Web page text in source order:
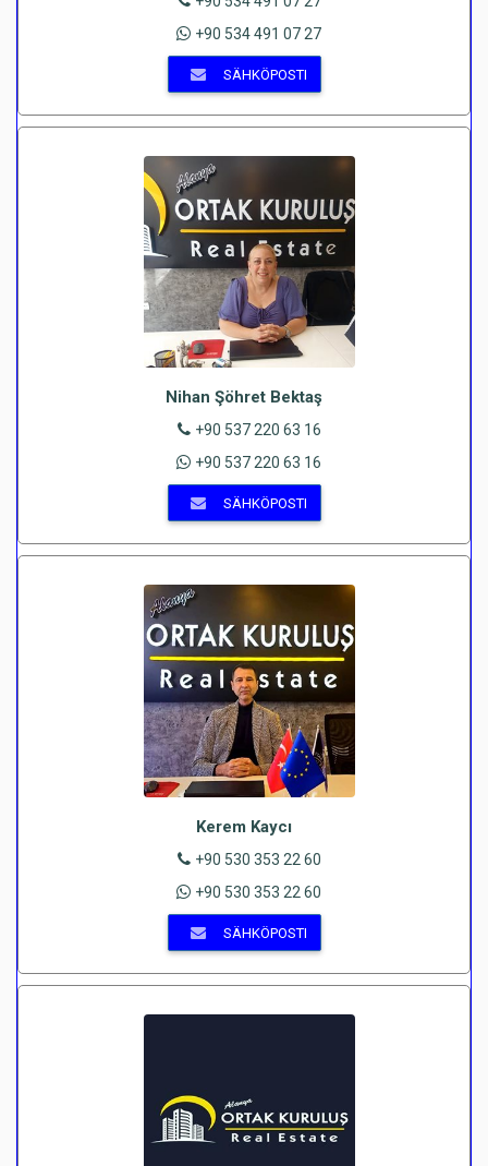
+90 534 491 07 27
SÄHKÖPOSTI
Nihan Şöhret Bektaş
+90 537 220 63 16
+90 537 220 63 16
SÄHKÖPOSTI
Kerem Kaycı
+90 530 353 22 60
+90 530 353 22 60
SÄHKÖPOSTI